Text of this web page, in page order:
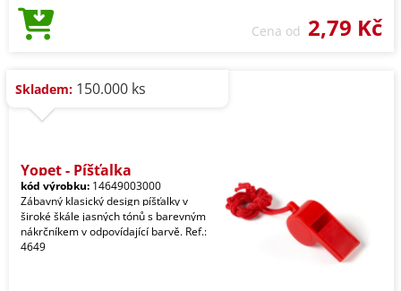
Cena od 2,79 Kč
Skladem: 150.000 ks
Yopet - Píšťalka
kód výrobku: 14649003000
Zábavný klasický design píšťalky v
široké škále jasných tónů s barevným
nákrčníkem v odpovídající barvě. Ref.:
4649